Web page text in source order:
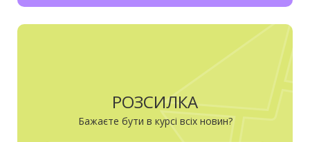
РОЗСИЛКА
Бажаєте бути в курсі всіх новин?